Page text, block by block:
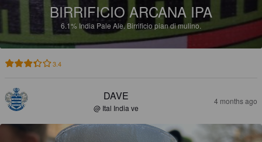
BIRRIFICIO ARCANA IPA
6.1% India Pale Ale.Birrificio pian di mulino.
3.4
DAVE
@ Ital India ve
4 months ago